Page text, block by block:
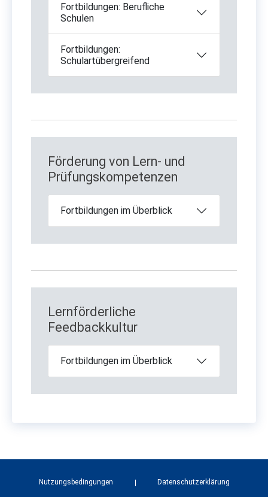
Fortbildungen: Berufliche
Schulen
Fortbildungen:
Schulartübergreifend
Förderung von Lern- und
Prüfungskompetenzen
Fortbildungen im Überblick
Lernförderliche
Feedbackkultur
Fortbildungen im Überblick
Nutzungsbedingungen Datenschutzerklärung